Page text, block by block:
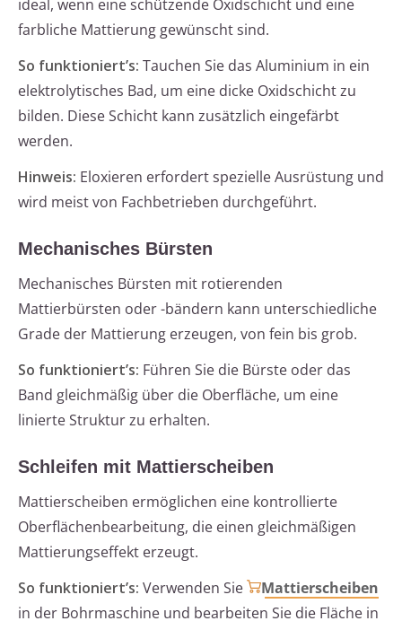
ideal, wenn eine schützende Oxidschicht und eine
farbliche Mattierung gewünscht sind.
So funktioniert’s: Tauchen Sie das Aluminium in ein
elektrolytisches Bad, um eine dicke Oxidschicht zu
bilden. Diese Schicht kann zusätzlich eingefärbt
werden.
Hinweis: Eloxieren erfordert spezielle Ausrüstung und
wird meist von Fachbetrieben durchgeführt.
Mechanisches Bürsten
Mechanisches Bürsten mit rotierenden
Mattierbürsten oder -bändern kann unterschiedliche
Grade der Mattierung erzeugen, von fein bis grob.
So funktioniert’s: Führen Sie die Bürste oder das
Band gleichmäßig über die Oberfläche, um eine
linierte Struktur zu erhalten.
Schleifen mit Mattierscheiben
Mattierscheiben ermöglichen eine kontrollierte
Oberflächenbearbeitung, die einen gleichmäßigen
Mattierungseffekt erzeugt.
So funktioniert’s: Verwenden Sie
Mattierscheiben
in der Bohrmaschine und bearbeiten Sie die Fläche in